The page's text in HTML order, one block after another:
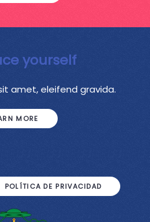
yourself
amet, eleifend gravida.
MORE
POLÍTICA DE PRIVACIDAD